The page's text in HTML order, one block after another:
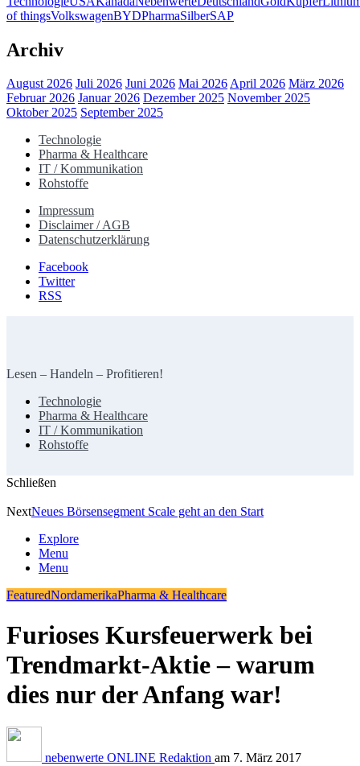
of thingsVolkswagenBYDPharmaSilberSAP
Archiv
August 2026 Juli 2026 Juni 2026 Mai 2026April 2026 März 2026
Februar 2026 Januar 2026 Dezember 2025 November 2025
Oktober 2025 September 2025
Technologie
Pharma & Healthcare
IT / Kommunikation
Rohstoffe
Impressum
Disclaimer / AGB
Datenschutzerklärung
Facebook
Twitter
RSS
Lesen – Handeln – Profitieren!
Technologie
Pharma & Healthcare
IT / Kommunikation
Rohstoffe
Schließen
NextNeues Börsensegment Scale geht an den Start
Explore
Menu
Menu
FeaturedNordamerikaPharma & Healthcare
Furioses Kursfeuerwerk bei
Trendmarkt-Aktie – warum
dies nur der Anfang war!
nebenwerte ONLINE Redaktion am 7. März 2017